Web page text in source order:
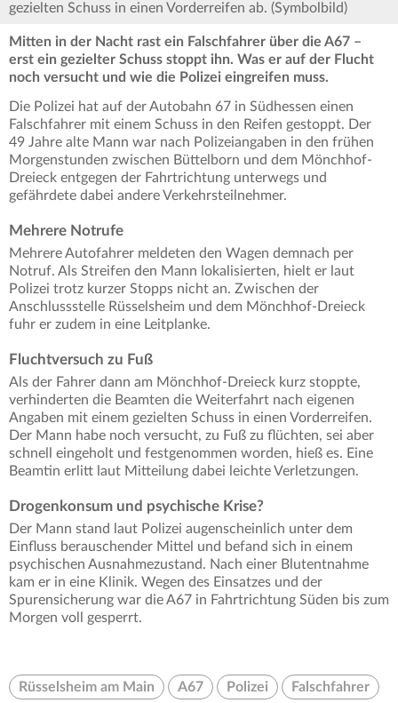
gezielten Schuss in einen Vorderreifen ab. (Symbolbild)
Mitten in der Nacht rast ein Falschfahrer über die A67 –
erst ein gezielter Schuss stoppt ihn. Was er auf der Flucht
noch versucht und wie die Polizei eingreifen muss.
Die Polizei hat auf der Autobahn 67 in Südhessen einen
Falschfahrer mit einem Schuss in den Reifen gestoppt. Der
49 Jahre alte Mann war nach Polizeiangaben in den frühen
Morgenstunden zwischen Büttelborn und dem Mönchhof-
Dreieck entgegen der Fahrtrichtung unterwegs und
gefährdete dabei andere Verkehrsteilnehmer.
Mehrere Notrufe
Mehrere Autofahrer meldeten den Wagen demnach per
Notruf. Als Streifen den Mann lokalisierten, hielt er laut
Polizei trotz kurzer Stopps nicht an. Zwischen der
Anschlussstelle Rüsselsheim und dem Mönchhof-Dreieck
fuhr er zudem in eine Leitplanke.
Fluchtversuch zu Fuß
Als der Fahrer dann am Mönchhof-Dreieck kurz stoppte,
verhinderten die Beamten die Weiterfahrt nach eigenen
Angaben mit einem gezielten Schuss in einen Vorderreifen.
Der Mann habe noch versucht, zu Fuß zu flüchten, sei aber
schnell eingeholt und festgenommen worden, hieß es. Eine
Beamtin erlitt laut Mitteilung dabei leichte Verletzungen.
Drogenkonsum und psychische Krise?
Der Mann stand laut Polizei augenscheinlich unter dem
Einfluss berauschender Mittel und befand sich in einem
psychischen Ausnahmezustand. Nach einer Blutentnahme
kam er in eine Klinik. Wegen des Einsatzes und der
Spurensicherung war die A67 in Fahrtrichtung Süden bis zum
Morgen voll gesperrt.
Rüsselsheim am Main A67 Polizei Falschfahrer